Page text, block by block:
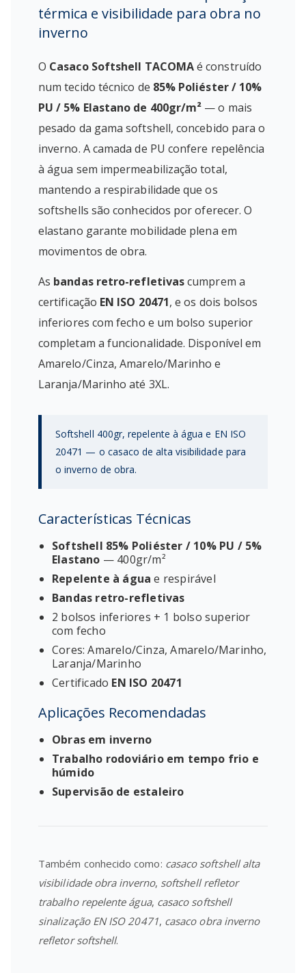
térmica e visibilidade para obra no
inverno
O Casaco Softshell TACOMAé construído
num tecido técnico de 85% Poliéster / 10%
PU / 5% Elastano de 400gr/m² — o mais
pesado da gama softshell, concebido para o
inverno. A camada de PU confere repelência
à água sem impermeabilização total,
mantendo a respirabilidade que os
softshells são conhecidos por oferecer. O
elastano garante mobilidade plena em
movimentos de obra.
As bandas retro-refletivascumprem a
certificação EN ISO 20471, e os dois bolsos
inferiores com fecho e um bolso superior
completam a funcionalidade. Disponível em
Amarelo/Cinza, Amarelo/Marinho e
Laranja/Marinho até 3XL.
Softshell 400gr, repelente à água e EN ISO
20471 — o casaco de alta visibilidade para
o inverno de obra.
Características Técnicas
Softshell 85% Poliéster / 10% PU / 5%
Elastano — 400gr/m²
Repelente à água e respirável
Bandas retro-refletivas
2 bolsos inferiores + 1 bolso superior
com fecho
Cores: Amarelo/Cinza, Amarelo/Marinho,
Laranja/Marinho
Certificado EN ISO 20471
Aplicações Recomendadas
Obras em inverno
Trabalho rodoviário em tempo frio e
húmido
Supervisão de estaleiro
Também conhecido como: casaco softshell alta
visibilidade obra inverno, softshell refletor
trabalho repelente água, casaco softshell
sinalização EN ISO 20471, casaco obra inverno
refletor softshell.